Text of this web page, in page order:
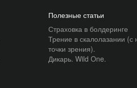
Полезные статьи
Страховка в болдеринге
Трение в скалолазании (с
точки зрения).
Дикарь. Wild One.